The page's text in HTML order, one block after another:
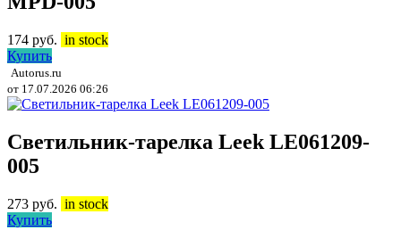
174 руб. in stock
Купить
Autorus.ru
от 17.07.2026 06:26
Светильник-тарелка Leek LE061209-
005
273 руб. in stock
Купить